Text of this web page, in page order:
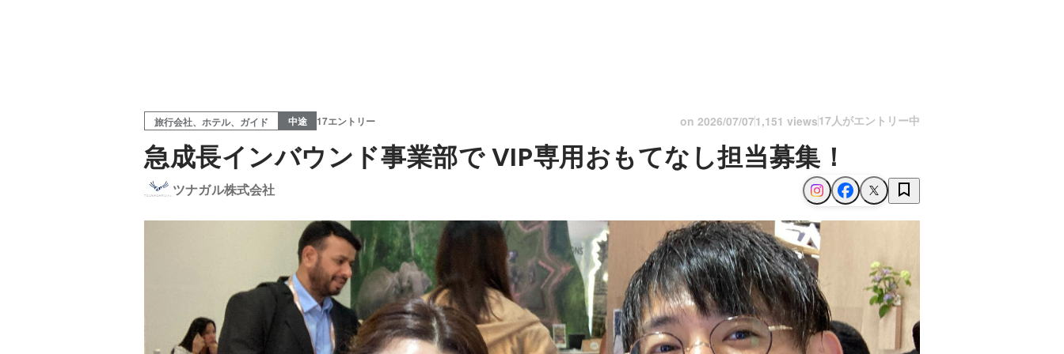
旅行会社、ホテル、ガイド 中途 17エントリー on 2026/07/071,151 views17人がエントリー中
急成長インバウンド事業部で VIP専用おもてなし担当募集！
ツナガル株式会社